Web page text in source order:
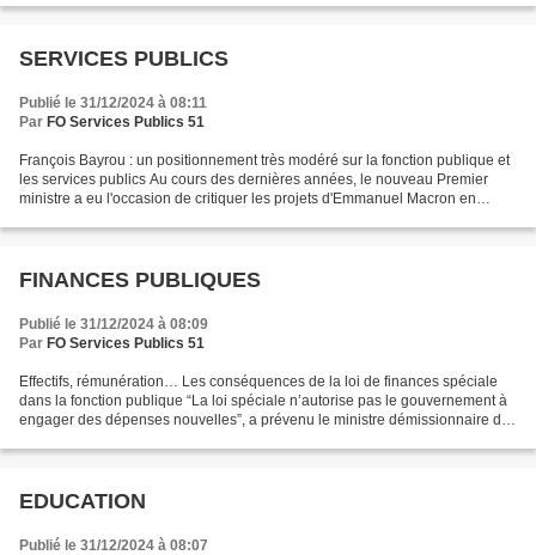
SERVICES PUBLICS
Publié le 31/12/2024 à 08:11
Par FO Services Publics 51
François Bayrou : un positionnement très modéré sur la fonction publique et
les services publics Au cours des dernières années, le nouveau Premier
ministre a eu l'occasion de critiquer les projets d'Emmanuel Macron en
FINANCES PUBLIQUES
Publié le 31/12/2024 à 08:09
Par FO Services Publics 51
Effectifs, rémunération… Les conséquences de la loi de finances spéciale
dans la fonction publique “La loi spéciale n’autorise pas le gouvernement à
engager des dépenses nouvelles”, a prévenu le ministre démissionnaire du
EDUCATION
Publié le 31/12/2024 à 08:07